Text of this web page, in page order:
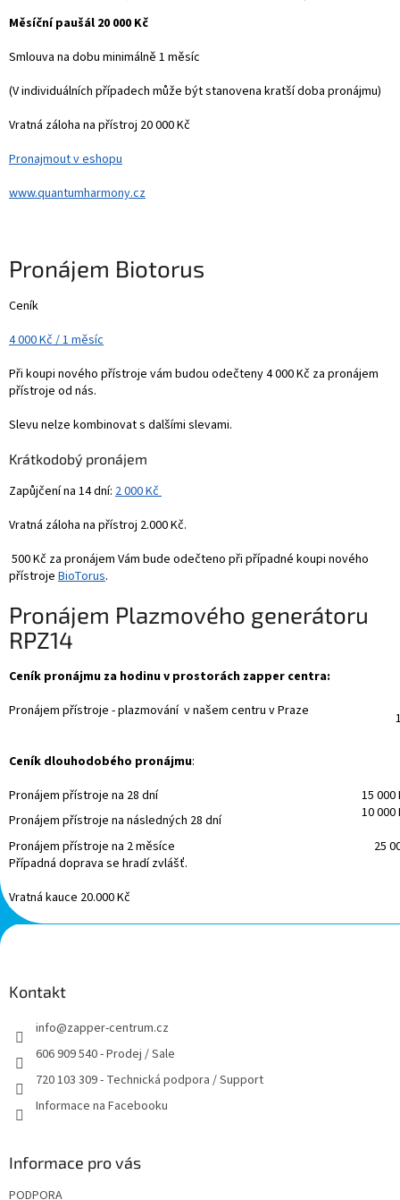
Měsíční paušál 20 000 Kč
Smlouva na dobu minimálně 1 měsíc
(V individuálních případech může být stanovena kratší doba pronájmu)
Vratná záloha na přístroj 20 000 Kč
Pronajmout v eshopu
www.quantumharmony.cz
Pronájem Biotorus
Ceník
4 000 Kč / 1 měsíc
Při koupi nového přístroje vám budou odečteny 4 000 Kč za pronájem
přístroje od nás.
Slevu nelze kombinovat s dalšími slevami.
Krátkodobý pronájem
Zapůjčení na 14 dní: 2 000 Kč
Vratná záloha na přístroj 2.000 Kč.
500 Kč za pronájem Vám bude odečteno při případné koupi nového
přístroje BioTorus.
Pronájem Plazmového generátoru
RPZ14
Ceník pronájmu za hodinu v prostorách zapper centra:
Pronájem přístroje - plazmování v našem centru v Praze
Ceník dlouhodobého pronájmu:
Pronájem přístroje na 28 dní
15 000
Pronájem přístroje na následných 28 dní
10
Pronájem přístroje na 2 měsíce
25
Případná doprava se hradí zvlášť.
Vratná kauce 20.000 Kč
Z
á
Kontakt
info@zapper-centrum.cz
606 909 540 - Prodej / Sale
720 103 309 - Technická podpora / Support
Informace na Facebooku
Informace pro vás
PODPORA